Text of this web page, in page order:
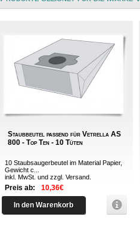
Staubbeutel passend für Vetrella AS
800 - Top Ten - 10 Tüten
10 Staubsaugerbeutel im Material Papier,
Gewicht c...
inkl. MwSt. und zzgl. Versand
Preis ab: 10,36€
In den Warenkorb